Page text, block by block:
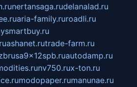
nertansaga.rudelanalad.ru
aria-family.ruroadli.ru
ashanet.rutrade-farm.ru
autodamp.ru
nv750.rux-ton.ru
modopaper.rumanunae.ru